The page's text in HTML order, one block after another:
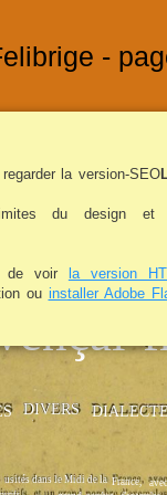
-
LOU
DIVERS
*
usités dans le Midi de la France, avec
la version-SEO
du design et
de voir la version
ou installer Adobe